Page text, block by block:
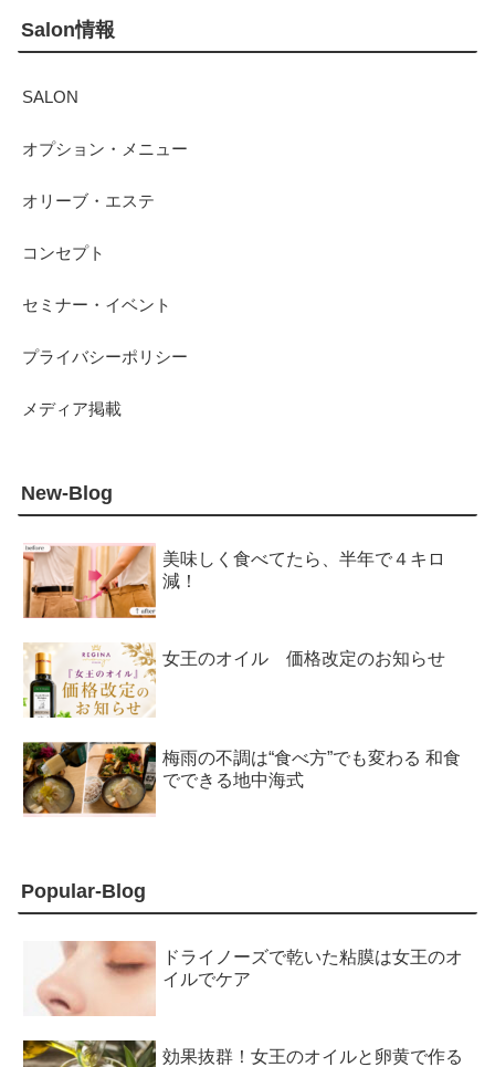
Salon情報
SALON
オプション・メニュー
オリーブ・エステ
コンセプト
セミナー・イベント
プライバシーポリシー
メディア掲載
New-Blog
美味しく食べてたら、半年で４キロ
減！
女王のオイル 価格改定のお知らせ
梅雨の不調は“食べ方”でも変わる 和食
でできる地中海式
Popular-Blog
ドライノーズで乾いた粘膜は女王のオ
イルでケア
効果抜群！女王のオイルと卵黄で作る